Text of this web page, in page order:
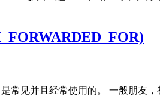
见并且经常使用的。 一般朋友